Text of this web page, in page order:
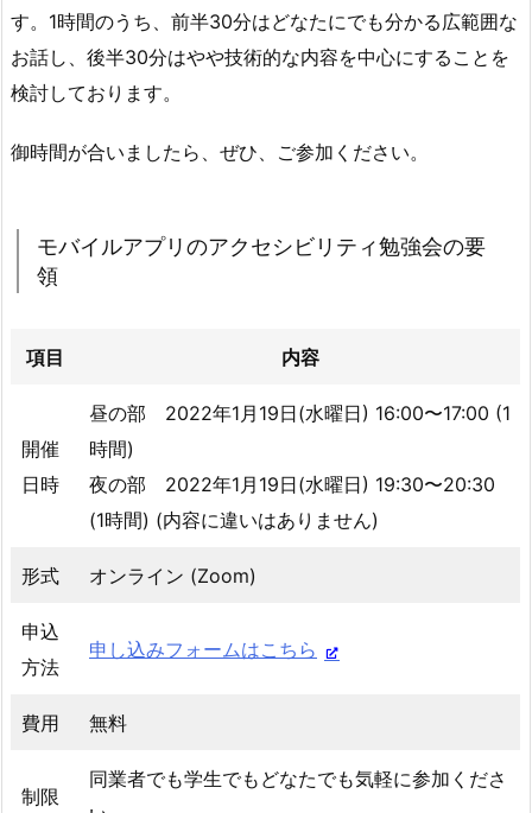
す。1時間のうち、前半30分はどなたにでも分かる広範囲な
お話し、後半30分はやや技術的な内容を中心にすることを
検討しております。
御時間が合いましたら、ぜひ、ご参加ください。
モバイルアプリのアクセシビリティ勉強会の要
領
項目 内容
開催
日時
昼の部 2022年1月19日(水曜日) 16:00〜17:00 (1
時間)
夜の部 2022年1月19日(水曜日) 19:30〜20:30
(1時間) (内容に違いはありません)
形式 オンライン (Zoom)
申込
方法
申し込みフォームはこちら
費用 無料
制限
同業者でも学生でもどなたでも気軽に参加くださ